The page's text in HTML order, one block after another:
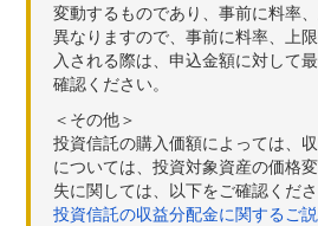
変動するものであり、事前に料率
異なりますので、事前に料率、上
入される際は、申込金額に対して
確認ください。
＜その他＞
投資信託の購入価額によっては、
については、投資対象資産の価格
失に関しては、以下をご確認くださ
投資信託の収益分配金に関するご